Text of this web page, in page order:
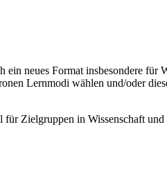
neues Format insbesondere für
Lernmodi wählen und/oder
Zielgruppen in Wissenschaft